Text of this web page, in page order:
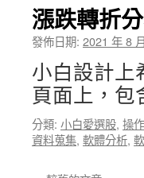
漲跌轉折
發佈日期: 2021 年 8
小白設計上
頁面上，
分類: 小白愛選股, 操
資料蒐集, 軟體分析,